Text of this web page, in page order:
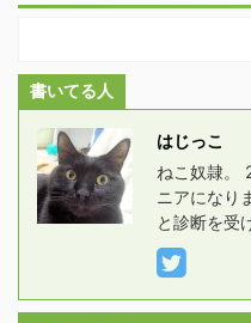
書いてる人
はじっこ
ねこ奴隷。
ニアになり
と診断を受